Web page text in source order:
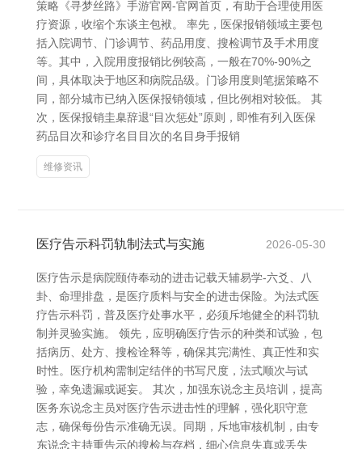
策略《寻梦丝路》手游官网-官网首页，有助于合理使用医
疗资源，收缩个东谈主包袱。 率先，医保报销领域主要包
括入院调节、门诊调节、药品用度、搜检调节及手术用度
等。其中，入院用度报销比例较高，一般在70%-90%之
间，具体取决于地区和病院品级。门诊用度则笔据策略不
同，部分城市已纳入医保报销领域，但比例相对较低。 其
次，医保报销圭臬辞退“目次惩处”原则，即惟有列入医保
药品目次和诊疗名目目次的名目身手报销
维修资讯
医疗告示科罚轨制法式与实施 2026-05-30
医疗告示是病院颐侍奉动的进击记载天辅易学-六爻、八
卦、命理排盘，是医疗质料与安全的进击保险。为法式医
疗告示科罚，普及医疗处事水平，必须斥地健全的科罚轨
制并灵验实施。 领先，应明确医疗告示的种类和试验，包
括病历、处方、搜检诠释等，确保其完满性、真正性和实
时性。医疗机构需制定结伴的书写尺度，法式顺次与试
验，幸免遗漏或诞妄。 其次，加强东说念主员培训，提高
医务东说念主员对医疗告示进击性的理解，强化职守意
志，确保每份告示准确无误。同期，斥地审核机制，由专
东说念主持重告示的搜检与存档，细心信息失真或丢失